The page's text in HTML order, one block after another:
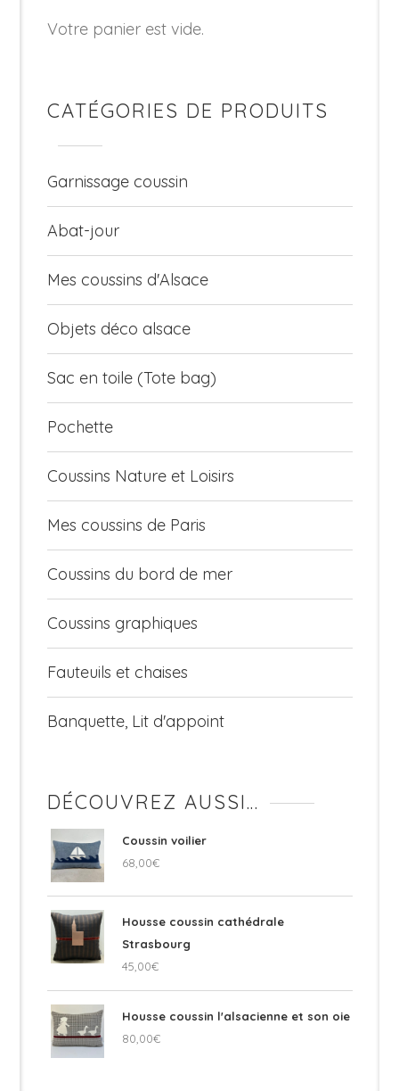
Votre panier est vide.
CATÉGORIES DE PRODUITS
Garnissage coussin
Abat-jour
Mes coussins d'Alsace
Objets déco alsace
Sac en toile (Tote bag)
Pochette
Coussins Nature et Loisirs
Mes coussins de Paris
Coussins du bord de mer
Coussins graphiques
Fauteuils et chaises
Banquette, Lit d'appoint
DÉCOUVREZ AUSSI…
Coussin voilier
68,00€
Housse coussin cathédrale
Strasbourg
45,00€
Housse coussin l'alsacienne et son oie
80,00€